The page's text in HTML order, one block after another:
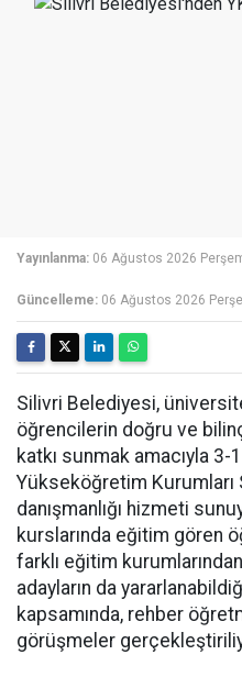
Yayınlanma: 06 Ağustos 2026
Güncelleme: 06 Ağustos 2026
Silivri Belediyesi,
öğrencilerin doğru ve
katkı sunmak amacıyla
Yükseköğretim Kurumları
danışmanlığı hizmeti
kurslarında eğitim gören
farklı eğitim
adayların da
kapsamında, rehber
görüşmeler